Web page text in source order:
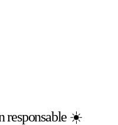
responsable ☀️